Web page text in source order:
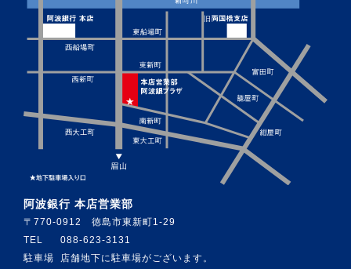
阿波銀行 本店営業部
〒770-0912 徳島市東新町1-29
TEL
088-623-3131
駐車場
店舗地下に駐車場がございます。